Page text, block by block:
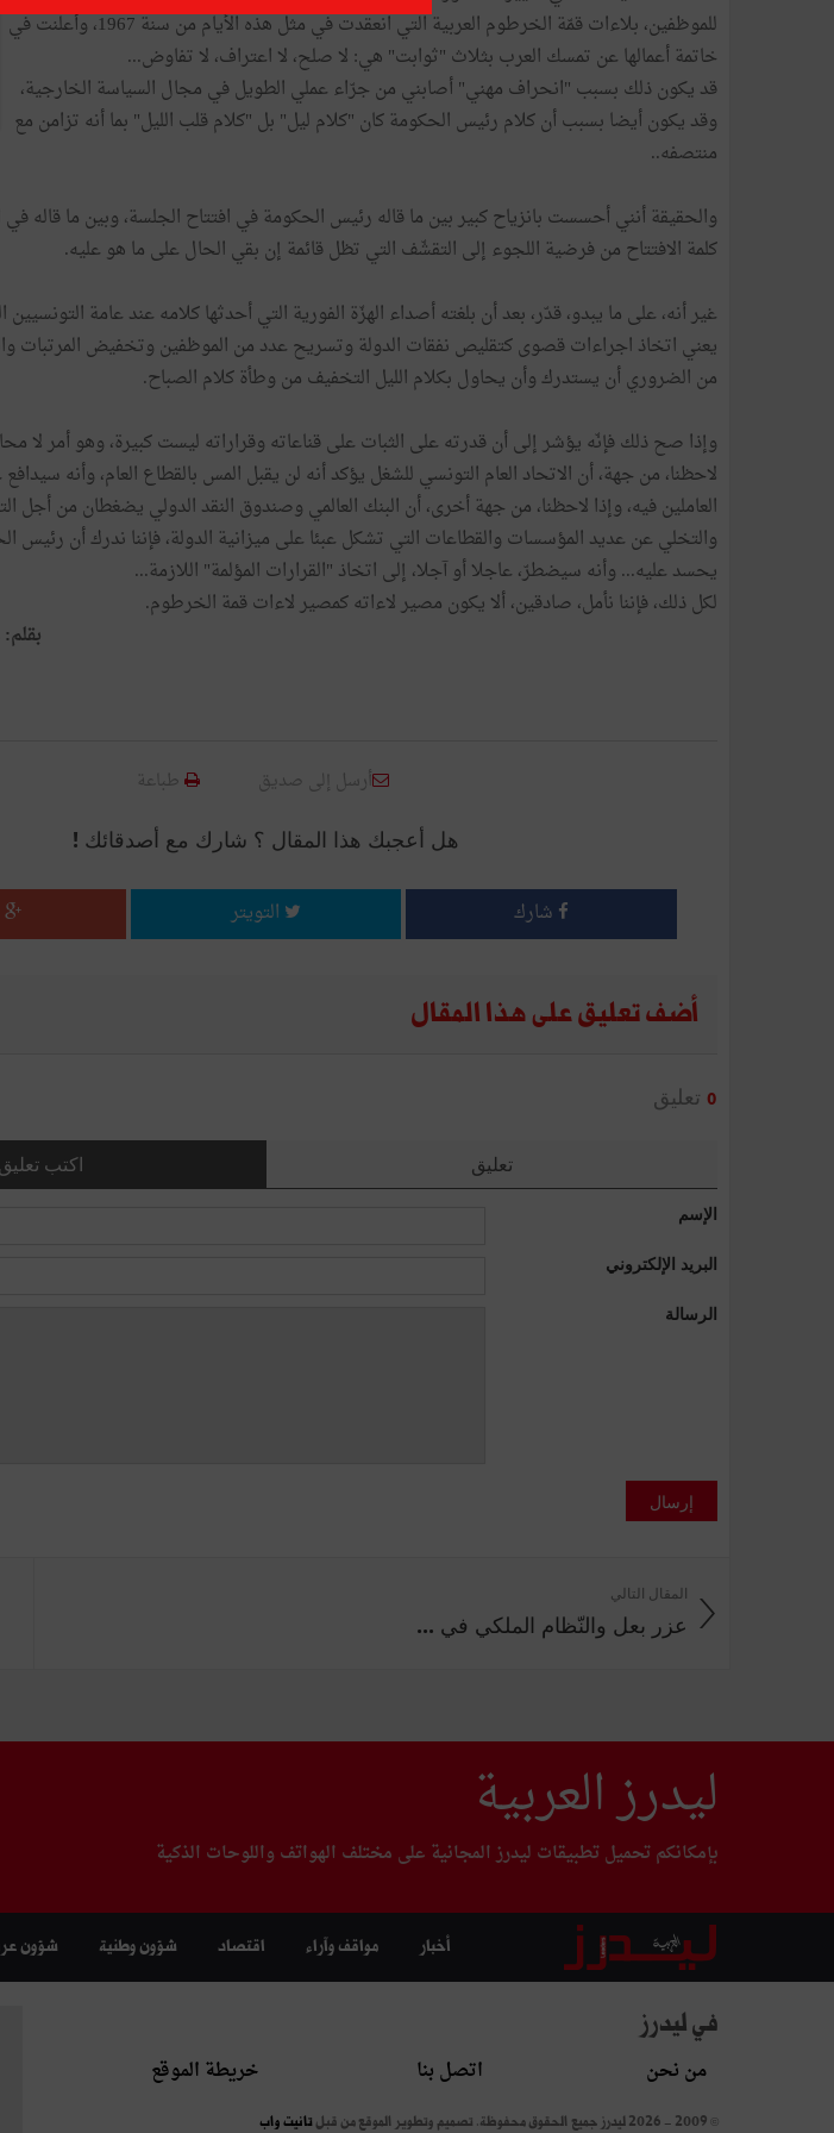
للموظفين، بلاءات قمّة الخرطوم العربية التي انعقدت في مثل هذه الأيام من سنة 1967، وأعلنت في
خاتمة أعمالها عن تمسك العرب بثلاث "ثوابت" هي: لا صلح، لا اعتراف، لا تفاوض...
قد يكون ذلك بسبب "انحراف مهني" أصابني من جرّاء عملي الطويل في مجال السياسة الخارجية،
وقد يكون أيضا بسبب أن كلام رئيس الحكومة كان "كلام ليل" بل "كلام قلب الليل" بما أنه تزامن مع
منتصفه..
والحقيقة أنني أحسست بانزياح كبير بين ما قاله رئيس الحكومة في افتتاح الجلسة، وبين ما قاله
كلمة الافتتاح من فرضية اللجوء إلى التقشّف التي تظل قائمة إن بقي الحال على ما هو عليه.
غير أنه، على ما يبدو، قدّر، بعد أن بلغته أصداء الهزّة الفورية التي أحدثها كلامه عند عامة
يعني اتخاذ اجراءات قصوى كتقليص نفقات الدولة وتسريح عدد من الموظفين وتخفيض المرتبات
من الضروري أن يستدرك وأن يحاول بكلام الليل التخفيف من وطأة كلام الصباح.
وإذا صح ذلك فإنّه يؤشر إلى أن قدرته على الثبات على قناعاته وقراراته ليست كبيرة، وهو أمر لا
لاحظنا، من جهة، أن الاتحاد العام التونسي للشغل يؤكد أنه لن يقبل المس بالقطاع العام، وأنه
العاملين فيه، وإذا لاحظنا، من جهة أخرى، أن البنك العالمي وصندوق النقد الدولي يضغطان من أجل
والتخلي عن عديد المؤسسات والقطاعات التي تشكل عبئا على ميزانية الدولة، فإننا ندرك أن
يحسد عليه... وأنه سيضطرّ، عاجلا أو آجلا، إلى اتخاذ "القرارات المؤلمة" اللازمة...
لكل ذلك، فإننا نأمل، صادقين، ألا يكون مصير لاءاته كمصير لاءات قمة الخرطوم.
أرسل إلى صديق طباعة
هل أعجبك هذا المقال ؟ شارك مع أصدقائك !
شارك التويتر
أضف تعليق على هذا المقال
0 تعليق
اكتب تعليق تعليق
الإسم
البريد الإلكتروني
الرسالة
إرسال
المقال التالي
عزر بعل والنّظام الملكي في ...
ليدرز العربية
بإمكانكم تحميل تطبيقات ليدرز المجانية على مختلف الهواتف واللوحات الذكية
أخبار مواقف وآراء اقتصاد شؤون وطنية شؤون
في ليدرز
من نحن اتصل بنا خريطة الموقع
© 2009 - 2026 ليدرز جميع الحقوق محفوظة. تصميم وتطوير الموقع من قبل تانيت واب